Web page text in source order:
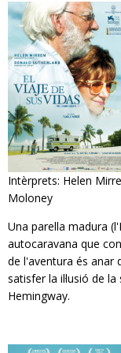
Intèrprets: Helen
Moloney
Una parella madura
autocaravana que
de l'aventura és anar
satisfer la il·lusió de
Hemingway.